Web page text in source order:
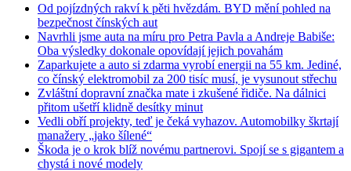
Od pojízdných rakví k pěti hvězdám. BYD mění pohled na
bezpečnost čínských aut
Navrhli jsme auta na míru pro Petra Pavla a Andreje Babiše:
Oba výsledky dokonale opovídají jejich povahám
Zaparkujete a auto si zdarma vyrobí energii na 55 km. Jediné,
co čínský elektromobil za 200 tisíc musí, je vysunout střechu
Zvláštní dopravní značka mate i zkušené řidiče. Na dálnici
přitom ušetří klidně desítky minut
Vedli obří projekty, teď je čeká vyhazov. Automobilky škrtají
manažery „jako šílené“
Škoda je o krok blíž novému partnerovi. Spojí se s gigantem a
chystá i nové modely